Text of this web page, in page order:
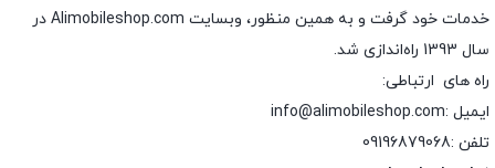
خدمات خود گرفت و به همین منظور، وبسایت Alimobileshop.com در
سال 1393 راه‌اندازی شد.
راه های ارتباطی:
ایمیل :info@alimobileshop.com
تلفن :09196879068